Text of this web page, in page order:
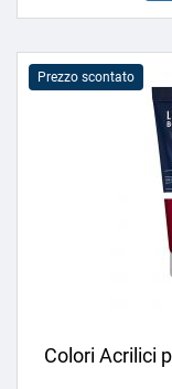
Prezzo scontato
Colori Acrilici